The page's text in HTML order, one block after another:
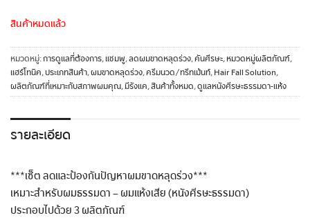
สินค้าหมดแล้ว
หมวดหมู่:การดูแลที่ต้องการ,แชมพู,ลดผมขาดหลุดร่วง,คันศีรษะ,หมวดหมู่ผลิตภัณฑ์,
แฮร์โทนิค,ประเภทสินค้า,ผมขาดหลุดร่วง,ครีมนวด/ทรีทเม้นท์,Hair Fall Solution,
ผลิตภัณฑ์ที่เหมาะกับสภาพผมคุณ,มีรังแค,สินค้าทั้งหมด,ดูแลหนังศีรษะธรรมดา-แห้ง
รายละเอียด
***เซ็ต ลดและป้องกันปัญหาผมขาดหลุดร่วง***
เหมาะสำหรับผมธรรมดา – ผมแห้งเสีย (หนังศีรษะธรรมดา)
ประกอบไปด้วย 3 ผลิตภัณฑ์